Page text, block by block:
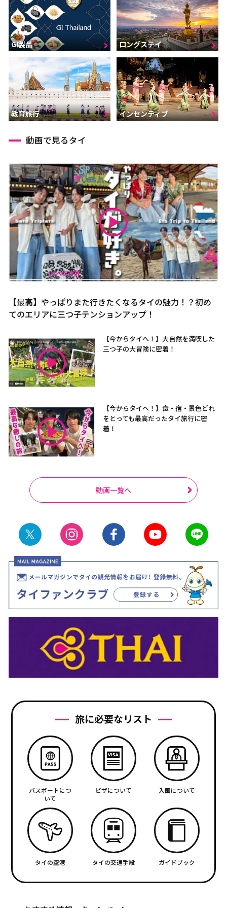
GI製品 ロングステイ
教育旅行 インセンティブ
動画で見るタイ
【最高】やっぱりまた行きたくなるタイの魅力！？初め
てのエリアに三つ子テンションアップ！
【今からタイへ！】大自然を満喫した
三つ子の大冒険に密着！
【今からタイへ！】食・宿・景色どれ
をとっても最高だったタイ旅行に密
着！
動画一覧へ
旅に必要なリスト
パスポートにつ
いて
ビザについて 入国について
タイの空港 タイの交通手段 ガイドブック